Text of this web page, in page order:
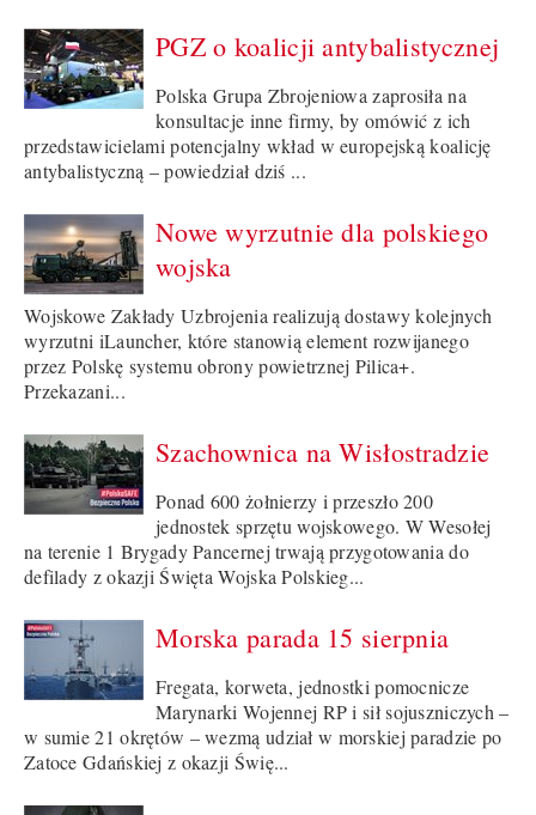
PGZ o koalicji antybalistycznej
Polska Grupa Zbrojeniowa zaprosiła na
konsultacje inne firmy, by omówić z ich
przedstawicielami potencjalny wkład w europejską koalicję
antybalistyczną – powiedział dziś ...
Nowe wyrzutnie dla polskiego
wojska
Wojskowe Zakłady Uzbrojenia realizują dostawy kolejnych
wyrzutni iLauncher, które stanowią element rozwijanego
przez Polskę systemu obrony powietrznej Pilica+.
Przekazani...
Szachownica na Wisłostradzie
Ponad 600 żołnierzy i przeszło 200
jednostek sprzętu wojskowego. W Wesołej
na terenie 1 Brygady Pancernej trwają przygotowania do
defilady z okazji Święta Wojska Polskieg...
Morska parada 15 sierpnia
Fregata, korweta, jednostki pomocnicze
Marynarki Wojennej RP i sił sojuszniczych –
w sumie 21 okrętów – wezmą udział w morskiej paradzie po
Zatoce Gdańskiej z okazji Świę...